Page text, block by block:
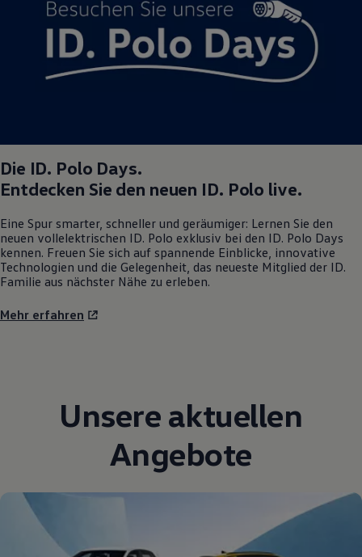
Magazin
Lifestyle
Transport
Familie
Elektromobilität
Die ID. Polo Days.
Entdecken Sie den neuen ID. Polo live.
Eine Spur smarter, schneller und geräumiger: Lernen Sie den
neuen vollelektrischen ID. Polo exklusiv bei den ID. Polo Days
kennen. Freuen Sie sich auf spannende Einblicke, innovative
Technologien und die Gelegenheit, das neueste Mitglied der ID.
Familie aus nächster Nähe zu erleben.
Mehr erfahren
Unsere aktuellen
Angebote